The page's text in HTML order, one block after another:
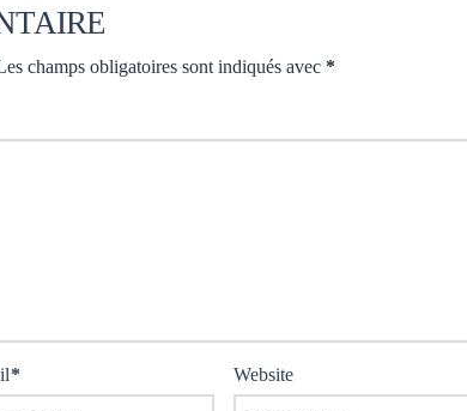
champs obligatoires sont indiqués avec *
* Website